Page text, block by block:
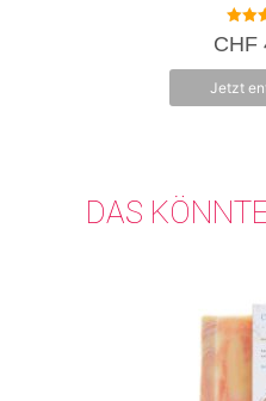
3.00
von
CHF
Jetzt
DAS